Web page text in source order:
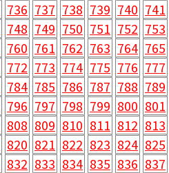
736 737 738 739 740 741
748 749 750 751 752 753
760 761 762 763 764 765
772 773 774 775 776 777
784 785 786 787 788 789
796 797 798 799 800 801
808 809 810 811 812 813
820 821 822 823 824 825
832 833 834 835 836 837